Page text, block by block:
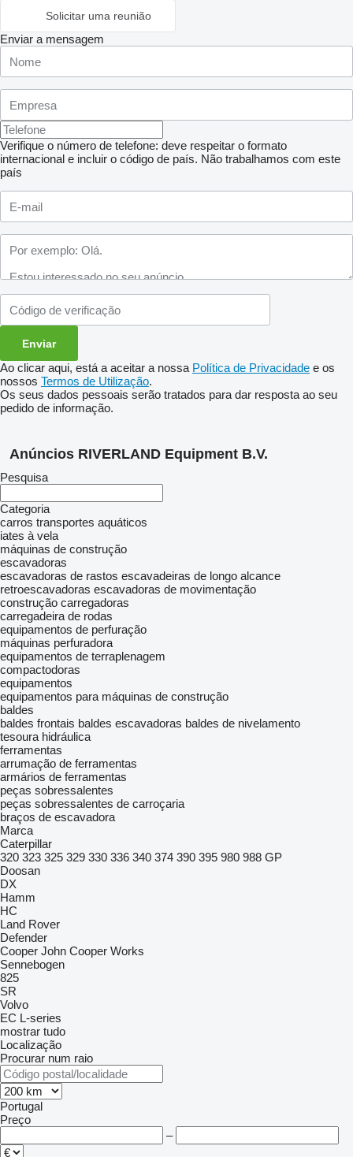
Solicitar uma reunião
Enviar a mensagem
Verifique o número de telefone: deve respeitar o formato
internacional e incluir o código de país. Não trabalhamos com este
país
Ao clicar aqui, está a aceitar a nossa Política de Privacidade e os
nossos Termos de Utilização.
Os seus dados pessoais serão tratados para dar resposta ao seu
pedido de informação.
Anúncios RIVERLAND Equipment B.V.
Pesquisa
Categoria
carros transportes aquáticos
iates à vela
máquinas de construção
escavadoras
escavadoras de rastos escavadeiras de longo alcance
retroescavadoras escavadoras de movimentação
construção carregadoras
carregadeira de rodas
equipamentos de perfuração
máquinas perfuradora
equipamentos de terraplenagem
compactodoras
equipamentos
equipamentos para máquinas de construção
baldes
baldes frontais baldes escavadoras baldes de nivelamento
tesoura hidráulica
ferramentas
arrumação de ferramentas
armários de ferramentas
peças sobressalentes
peças sobressalentes de carroçaria
braços de escavadora
Marca
Caterpillar
320 323 325 329 330 336 340 374 390 395 980 988 GP
Doosan
DX
Hamm
HC
Land Rover
Defender
Cooper John Cooper Works
Sennebogen
825
SR
Volvo
EC L-series
mostrar tudo
Localização
Procurar num raio
Portugal
Preço
–